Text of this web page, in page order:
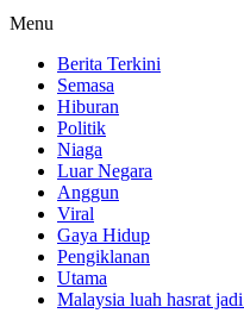
Menu
Berita Terkini
Semasa
Hiburan
Politik
Niaga
Luar Negara
Anggun
Viral
Gaya Hidup
Pengiklanan
Utama
Malaysia luah hasrat